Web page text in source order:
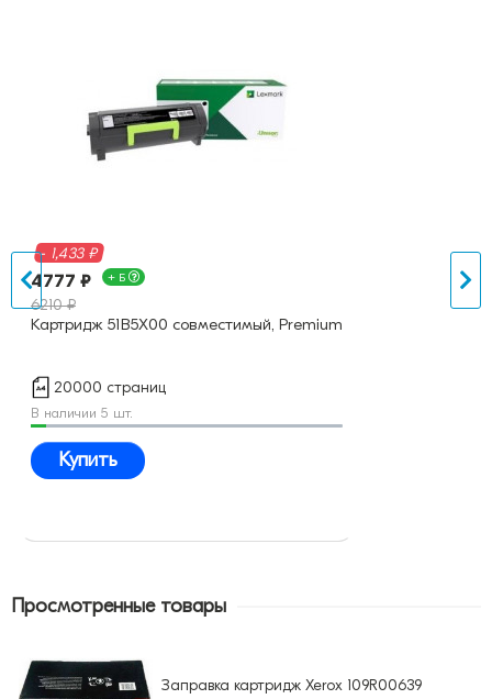
- 1,433 ₽
4777 ₽ + Б
6210 ₽
Картридж 51B5X00 совместимый, Premium
20000 страниц
В наличии 5 шт.
Купить
Просмотренные товары
Заправка картридж Xerox 109R00639